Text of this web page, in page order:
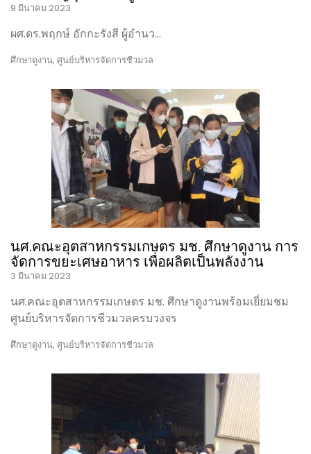
9 มีนาคม 2023
ผศ.ดร.พฤกษ์ อักกะรังสี ผู้อำนว…
ศึกษาดูงาน, ศูนย์บริหารจัดการชีวมวล
นศ.คณะอุตสาหกรรมเกษตร มช. ศึกษาดูงาน การ
จัดการขยะเศษอาหาร เพื่อผลิตเป็นพลังงาน
3 มีนาคม 2023
นศ.คณะอุตสาหกรรมเกษตร มช. ศึกษาดูงานพร้อมเยี่ยมชม
ศูนย์บริหารจัดการชีวมวลครบวงจร
ศึกษาดูงาน, ศูนย์บริหารจัดการชีวมวล